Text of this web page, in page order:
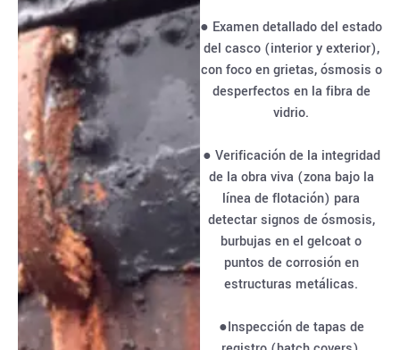
● Examen detallado del estado
del casco (interior y exterior),
con foco en grietas, ósmosis o
desperfectos en la fibra de
vidrio.
● Verificación de la integridad
de la obra viva (zona bajo la
línea de flotación) para
detectar signos de ósmosis,
burbujas en el gelcoat o
puntos de corrosión en
estructuras metálicas.
●Inspección de tapas de